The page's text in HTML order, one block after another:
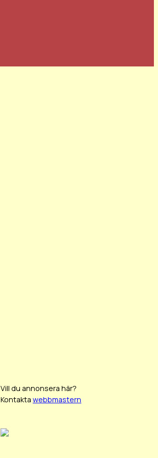
Vill du annonsera här?
Kontakta webbmastern